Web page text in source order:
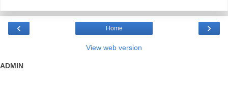
‹ ›
Home
View web version
ADMIN